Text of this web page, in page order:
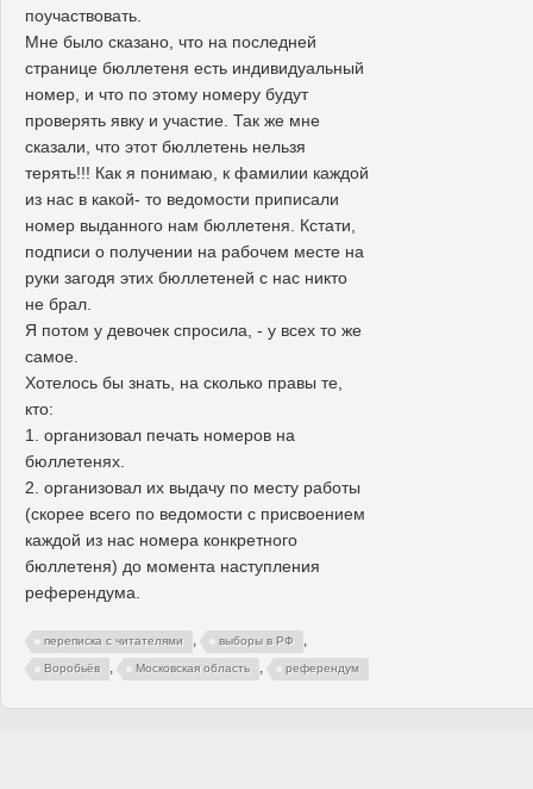
поучаствовать.
Мне было сказано, что на последней
странице бюллетеня есть индивидуальный
номер, и что по этому номеру будут
проверять явку и участие. Так же мне
сказали, что этот бюллетень нельзя
терять!!! Как я понимаю, к фамилии каждой
из нас в какой- то ведомости приписали
номер выданного нам бюллетеня. Кстати,
подписи о получении на рабочем месте на
руки загодя этих бюллетеней с нас никто
не брал.
Я потом у девочек спросила, - у всех то же
самое.
Хотелось бы знать, на сколько правы те,
кто:
1. организовал печать номеров на
бюллетенях.
2. организовал их выдачу по месту работы
(скорее всего по ведомости с присвоением
каждой из нас номера конкретного
бюллетеня) до момента наступления
референдума.
переписка с читателями , выборы в РФ ,
Воробьёв , Московская область , референдум